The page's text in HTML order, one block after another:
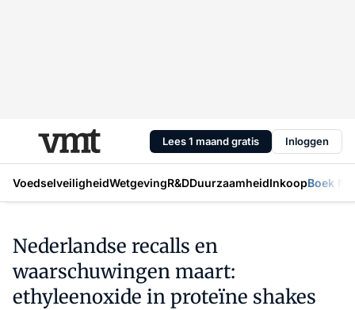
Lees 1 maand gratis Inloggen
VoedselveiligheidWetgevingR&DDuurzaamheidInkoopBoek
Nederlandse recalls en
waarschuwingen maart:
ethyleenoxide in proteïne shakes